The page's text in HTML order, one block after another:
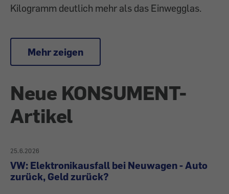
Kilogramm deutlich mehr als das Einwegglas.
Mehr zeigen
Neue KONSUMENT-
Artikel
25.6.2026
VW: Elektronikausfall bei Neuwagen - Auto
zurück, Geld zurück?